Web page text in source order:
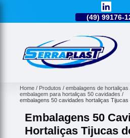
(49) 99176-
Home Produtos
embalagens de hortaliças
embalagem para hortaliças 50 cavidades
embalagens 50 cavidades hortaliças Tijucas
Embalagens 50
Hortaliças Tijucas